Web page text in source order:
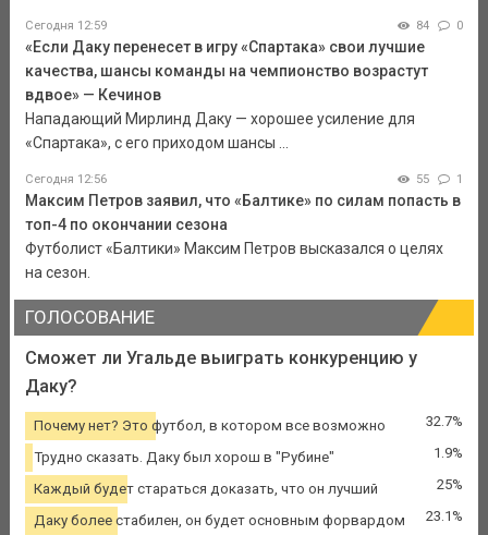
Сегодня 12:59 84 0
«Если Даку перенесет в игру «Спартака» свои лучшие
качества, шансы команды на чемпионство возрастут
вдвое» — Кечинов
Нападающий Мирлинд Даку — хорошее усиление для
«Спартака», с его приходом шансы ...
Сегодня 12:56 55 1
Максим Петров заявил, что «Балтике» по силам попасть в
топ-4 по окончании сезона
Футболист «Балтики» Максим Петров высказался о целях
на сезон.
ГОЛОСОВАНИЕ
Сможет ли Угальде выиграть конкуренцию у
Даку?
Почему нет? Это футбол, в котором все возможно 32.7%
Трудно сказать. Даку был хорош в "Рубине" 1.9%
Каждый будет стараться доказать, что он лучший 25%
Даку более стабилен, он будет основным форвардом 23.1%